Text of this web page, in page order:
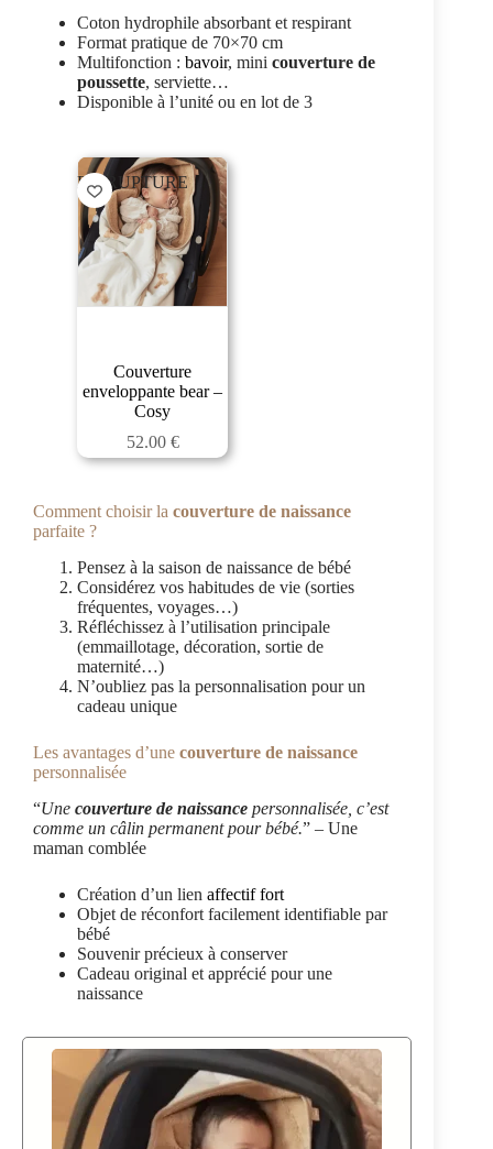
Coton hydrophile absorbant et respirant
Format pratique de 70×70 cm
Multifonction : bavoir, mini couverture de
poussette, serviette…
Disponible à l’unité ou en lot de 3
EN RUPTURE
Couverture
enveloppante bear –
Cosy
52.00 €
Comment choisir la couverture de naissance
parfaite ?
Pensez à la saison de naissance de bébé
Considérez vos habitudes de vie (sorties
fréquentes, voyages…)
Réfléchissez à l’utilisation principale
(emmaillotage, décoration, sortie de
maternité…)
N’oubliez pas la personnalisation pour un
cadeau unique
Les avantages d’une couverture de naissance
personnalisée
“Une couverture de naissance personnalisée, c’est
comme un câlin permanent pour bébé.” – Une
maman comblée
Création d’un lien affectif fort
Objet de réconfort facilement identifiable par
bébé
Souvenir précieux à conserver
Cadeau original et apprécié pour une
naissance